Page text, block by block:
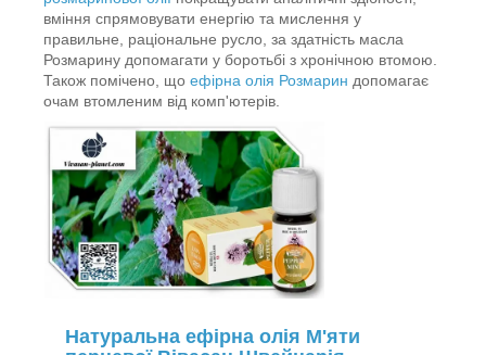
вміння спрямовувати енергію та мислення у
правильне, раціональне русло, за здатність масла
Розмарину допомагати у боротьбі з хронічною втомою.
Також помічено, що ефірна олія Розмарин допомагає
очам втомленим від комп'ютерів.
Натуральна ефірна олія М'яти